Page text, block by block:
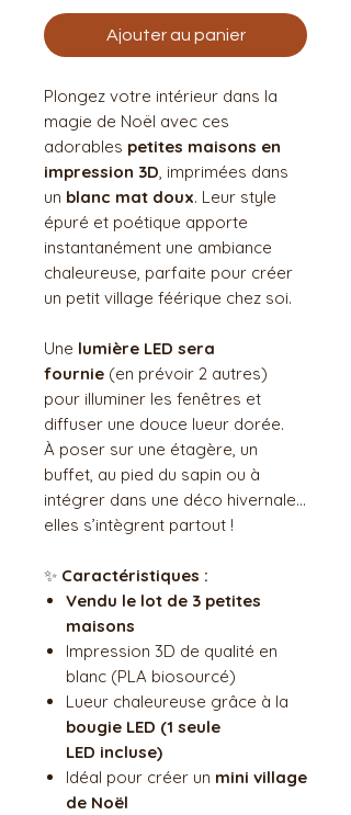
Ajouter au panier
Plongez votre intérieur dans la
magie de Noël avec ces
adorables petites maisons en
impression 3D, imprimées dans
un blanc mat doux. Leur style
épuré et poétique apporte
instantanément une ambiance
chaleureuse, parfaite pour créer
un petit village féérique chez soi.
Une lumière LED sera
fournie (en prévoir 2 autres)
pour illuminer les fenêtres et
diffuser une douce lueur dorée.
À poser sur une étagère, un
buffet, au pied du sapin ou à
intégrer dans une déco hivernale…
elles s’intègrent partout !
✨ Caractéristiques :
Vendu le lot de 3 petites
maisons
Impression 3D de qualité en
blanc (PLA biosourcé)
Lueur chaleureuse grâce à la
bougie LED (1 seule
LED incluse)
Idéal pour créer un mini village
de Noël